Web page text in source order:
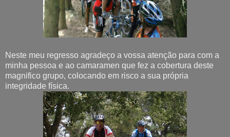
Neste meu regresso agradeço a vossa atenção para com a
minha pessoa e ao camaramen que fez a cobertura deste
magnifico grupo, colocando em risco a sua própria
integridade física.